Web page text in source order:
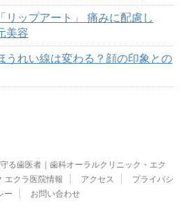
リップアート」 痛みに配慮し
美容
うれい線は変わる？顔の印象との
る歯医者｜歯科オーラルクリニック・エク
エクラ医院情報 アクセス
プライバシ
ー
お問い合わせ